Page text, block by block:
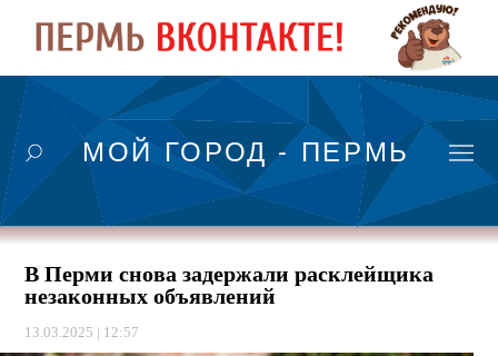
МОЙ ГОРОД - ПЕРМЬ
В Перми снова задержали расклейщика
незаконных объявлений
13.03.2025 | 12:57